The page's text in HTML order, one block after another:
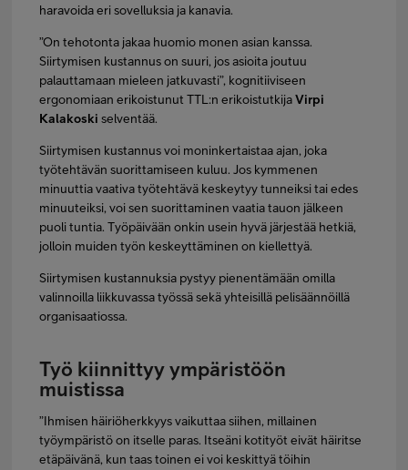
haravoida eri sovelluksia ja kanavia.
”On tehotonta jakaa huomio monen asian kanssa.
Siirtymisen kustannus on suuri, jos asioita joutuu
palauttamaan mieleen jatkuvasti”, kognitiiviseen
ergonomiaan erikoistunut TTL:n erikoistutkijaVirpi
Kalakoski selventää.
Siirtymisen kustannus voi moninkertaistaa ajan, joka
työtehtävän suorittamiseen kuluu. Jos kymmenen
minuuttia vaativa työtehtävä keskeytyy tunneiksi tai edes
minuuteiksi, voi sen suorittaminen vaatia tauon jälkeen
puoli tuntia. Työpäivään onkin usein hyvä järjestää hetkiä,
jolloin muiden työn keskeyttäminen on kiellettyä.
Siirtymisen kustannuksia pystyy pienentämään omilla
valinnoilla liikkuvassa työssä sekä yhteisillä pelisäännöillä
organisaatiossa.
Työ kiinnittyy ympäristöön
muistissa
”Ihmisen häiriöherkkyys vaikuttaa siihen, millainen
työympäristö on itselle paras. Itseäni kotityöt eivät häiritse
etäpäivänä, kun taas toinen ei voi keskittyä töihin